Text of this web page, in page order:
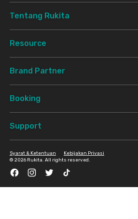
Tentang Rukita
Resource
Brand Partner
Booking
Support
© 2026 Rukita. All rights reserved.
Syarat & Ketentuan Kebijakan Privasi
FacebookInstagramTwitter TikTok